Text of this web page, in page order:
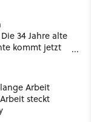
34 Jahre alte
kommt jetzt
Arbeit
steckt